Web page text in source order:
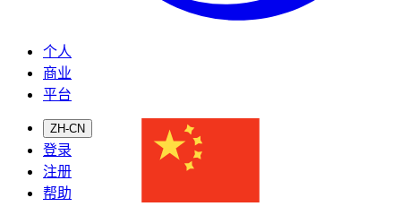
个人
商业
平台
ZH-CN
登录
注册
帮助